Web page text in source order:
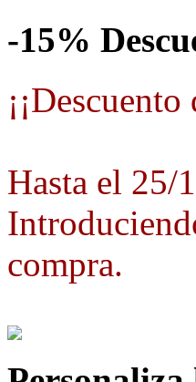
-15%
Hasta el 25/
compra.